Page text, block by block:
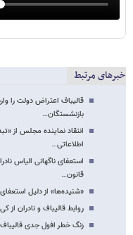
خبرهای مرتبط
قالیباف اعتراض دولت را
بازنشستگان…
انتقاد نماینده مجلس از
اطلاعاتی…
استعفای ناگهانی الیاس
قانون…
«شنیده‌ها» از دلیل
روابط قالیباف و نادران
زنگ خطر افول جدی